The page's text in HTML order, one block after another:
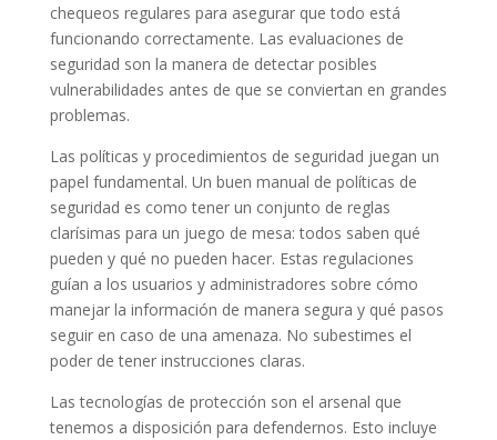
chequeos regulares para asegurar que todo está
funcionando correctamente. Las evaluaciones de
seguridad son la manera de detectar posibles
vulnerabilidades antes de que se conviertan en grandes
problemas.
Las políticas y procedimientos de seguridad juegan un
papel fundamental. Un buen manual de políticas de
seguridad es como tener un conjunto de reglas
clarísimas para un juego de mesa: todos saben qué
pueden y qué no pueden hacer. Estas regulaciones
guían a los usuarios y administradores sobre cómo
manejar la información de manera segura y qué pasos
seguir en caso de una amenaza. No subestimes el
poder de tener instrucciones claras.
Las tecnologías de protección son el arsenal que
tenemos a disposición para defendernos. Esto incluye